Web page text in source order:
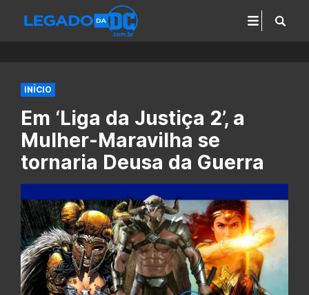
INÍCIO
Em ‘Liga da Justiça 2’, a
Mulher-Maravilha se
tornaria Deusa da Guerra